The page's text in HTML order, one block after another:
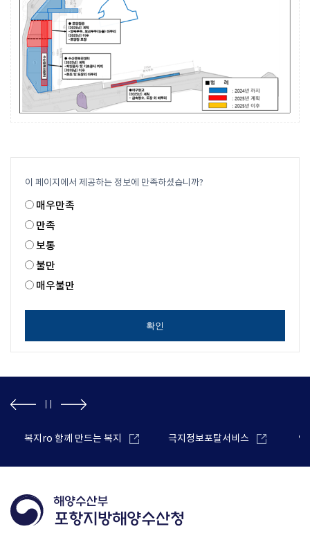
이 페이지에서 제공하는 정보에 만족하셨습니까?
매우만족
만족
보통
불만
매우불만
확인
복지ro 함께 만드는 복지 극지정보포탈서비스 안